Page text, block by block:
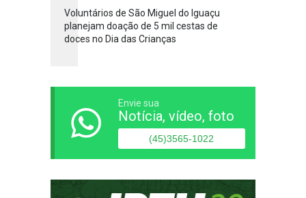
Voluntários de São Miguel do Iguaçu
planejam doação de 5 mil cestas de
doces no Dia das Crianças
Envie sua
Notícia, vídeo, foto
(45)3565-1022